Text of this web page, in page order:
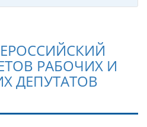
РАБОЧИХ И
ДЕПУТАТОВ